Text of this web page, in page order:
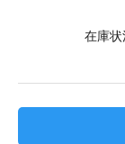
在庫状